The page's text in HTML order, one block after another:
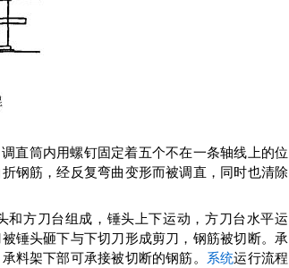
直筒内用螺钉固定着五个不在一条轴线上的位
钢筋，经反复弯曲变形而被调直，同时也清除
方刀台组成，锤头上下运动，方刀台水平运
锤头砸下与下切刀形成剪刀，钢筋被切断。承
料架下部可承接被切断的钢筋。 系统运行流程